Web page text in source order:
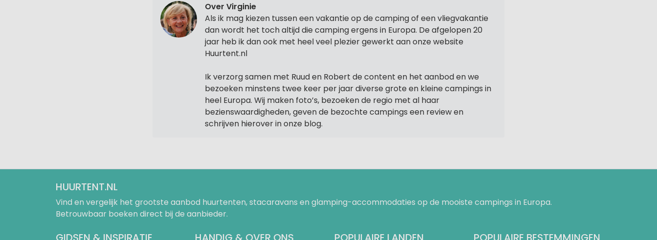
Over Virginie
Als ik mag kiezen tussen een vakantie op de camping of een vliegvakantie
dan wordt het toch altijd die camping ergens in Europa. De afgelopen 20
jaar heb ik dan ook met heel veel plezier gewerkt aan onze website
Huurtent.nl
Ik verzorg samen met Ruud en Robert de content en het aanbod en we
bezoeken minstens twee keer per jaar diverse grote en kleine campings in
heel Europa. Wij maken foto’s, bezoeken de regio met al haar
bezienswaardigheden, geven de bezochte campings een review en
schrijven hierover in onze blog.
HUURTENT.NL
Vind en vergelijk het grootste aanbod huurtenten, stacaravans en glamping-accommodaties op de mooiste campings in Europa.
Betrouwbaar boeken direct bij de aanbieder.